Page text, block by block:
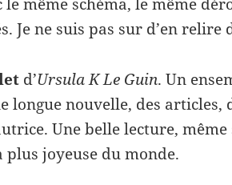
Je ne suis pas sur d’en relire
d’Ursula K Le Guin. Un
longue nouvelle, des articles,
Une belle lecture, même
joyeuse du monde.